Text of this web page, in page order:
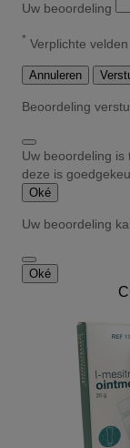
Uw beoordeling
* Verplichte velden
Annuleren
Beoordeling
Uw beoordeling
deze is
Oké
Uw beoordeling
Oké